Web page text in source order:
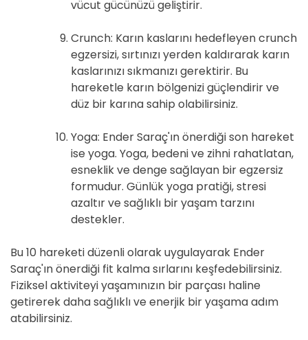
vücut gücünüzü geliştirir.
Crunch: Karın kaslarını hedefleyen crunch
egzersizi, sırtınızı yerden kaldırarak karın
kaslarınızı sıkmanızı gerektirir. Bu
hareketle karın bölgenizi güçlendirir ve
düz bir karına sahip olabilirsiniz.
Yoga: Ender Saraç'ın önerdiği son hareket
ise yoga. Yoga, bedeni ve zihni rahatlatan,
esneklik ve denge sağlayan bir egzersiz
formudur. Günlük yoga pratiği, stresi
azaltır ve sağlıklı bir yaşam tarzını
destekler.
Bu 10 hareketi düzenli olarak uygulayarak Ender
Saraç'ın önerdiği fit kalma sırlarını keşfedebilirsiniz.
Fiziksel aktiviteyi yaşamınızın bir parçası haline
getirerek daha sağlıklı ve enerjik bir yaşama adım
atabilirsiniz.